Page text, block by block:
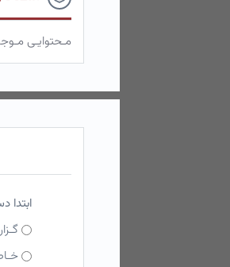
مـحتوایـی